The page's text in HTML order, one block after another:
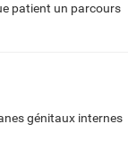
patient un parcours
génitaux internes